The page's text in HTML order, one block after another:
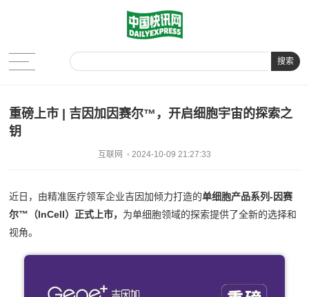
搜索
重磅上市 | 吉因加因赛尔™，开启细胞宇宙的探索之
钥
互联网 2024-10-09 21:27:33
近日，由精准医疗领军企业吉因加倾力打造的单细胞产品系列-因赛
尔™（InCell）正式上市， 为单细胞领域的探索提供了全新的选择和
视角。